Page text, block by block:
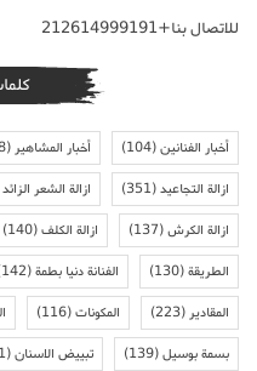
للاتصال بنا+212614999191
أخبار الفنانين(104) أخبار المشاهير(118)
ازالة التجاعيد(351) ازالة الشعر الزائد
ازالة الكرش(137) ازالة الكلف(140)
الطريقة(130) الفنانة دنيا بطمة(142)
المقادير(223) المكونات(116)
بسمة بوسيل(139) تبييض الاسنان(231)